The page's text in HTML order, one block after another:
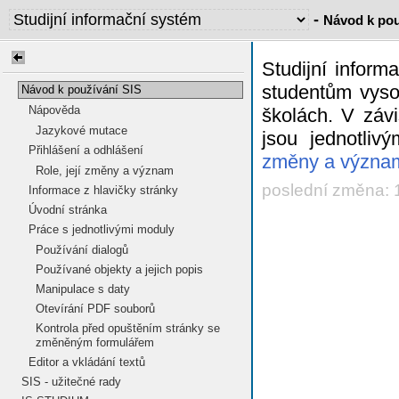
- Návod k
Návod k používání SIS
Nápověda
Jazykové mutace
Přihlášení a odhlášení
Role, její změny a význam
Informace z hlavičky stránky
Úvodní stránka
Práce s jednotlivými moduly
Používání dialogů
Používané objekty a jejich popis
Manipulace s daty
Otevírání PDF souborů
Kontrola před opuštěním stránky se
změněným formulářem
Editor a vkládání textů
SIS - užitečné rady
Studijní
studentům
školách. V
jsou
změny a
poslední změna: